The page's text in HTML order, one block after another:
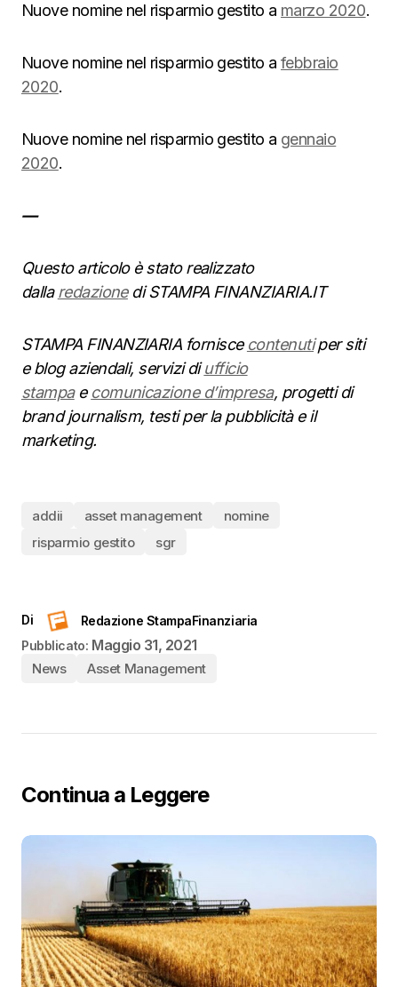
Nuove nomine nel risparmio gestito a marzo 2020.
Nuove nomine nel risparmio gestito afebbraio
2020.
Nuove nomine nel risparmio gestito a gennaio
2020.
—
Questo articolo è stato realizzato
dallaredazionedi STAMPA FINANZIARIA.IT
STAMPA FINANZIARIA fornisce contenutiper siti
e blog aziendali, servizi diufficio
stampae comunicazione d’impresa, progetti di
brand journalism, testi per la pubblicità e il
marketing.
addii asset management
nomine
risparmio gestito
sgr
Di
Redazione StampaFinanziaria
Pubblicato: Maggio 31, 2021
News Asset Management
Continua a Leggere